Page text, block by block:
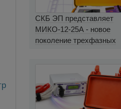
СКБ ЭП представляет
МИКО-12-25А - новое
поколение трехфазных